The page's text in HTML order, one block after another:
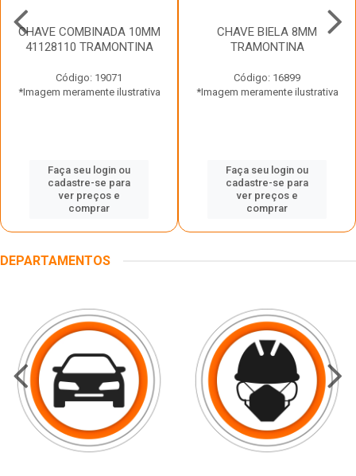
CHAVE COMBINADA 10MM
41128110 TRAMONTINA
Código: 19071
*Imagem meramente ilustrativa
Faça seu login ou
cadastre-se para
ver preços e
comprar
CHAVE BIELA 8MM
TRAMONTINA
Código: 16899
*Imagem meramente ilustrativa
Faça seu login ou
cadastre-se para
ver preços e
comprar
DEPARTAMENTOS